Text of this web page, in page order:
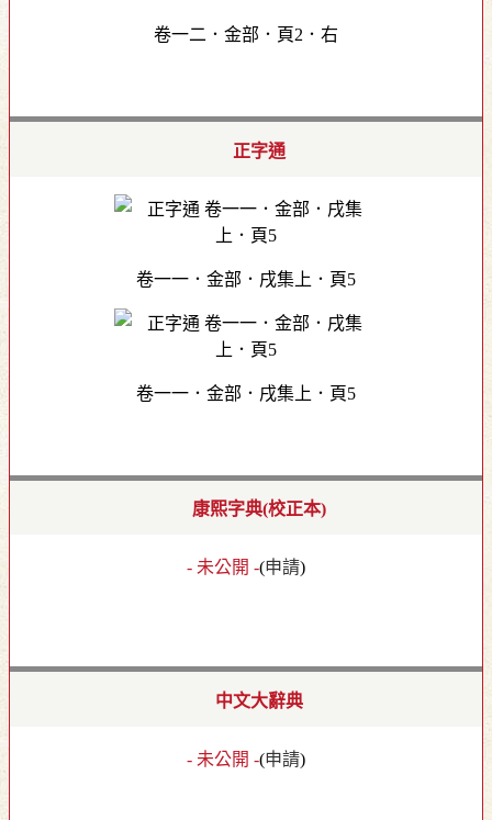
卷一二．金部．頁2．右
正字通
卷一一．金部．戌集上．頁5
卷一一．金部．戌集上．頁5
康熙字典(校正本)
- 未公開 -(申請)
中文大辭典
- 未公開 -(申請)